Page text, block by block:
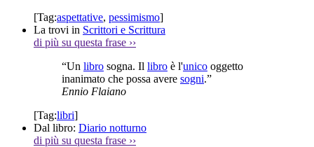
[Tag:aspettative, pessimismo]
La trovi in Scrittori e Scrittura
di più su questa frase ››
“Un libro sogna. Il libro è l'unico oggetto
inanimato che possa avere sogni.”
Ennio Flaiano
[Tag:libri]
Dal libro: Diario notturno
di più su questa frase ››